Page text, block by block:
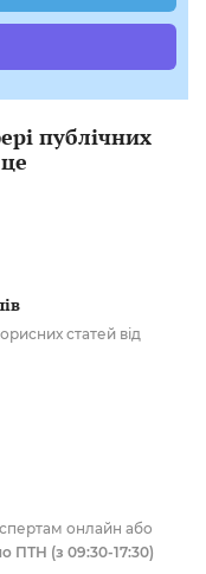
публічних
статей від
онлайн або
ПТН (з 09:30-17:30)